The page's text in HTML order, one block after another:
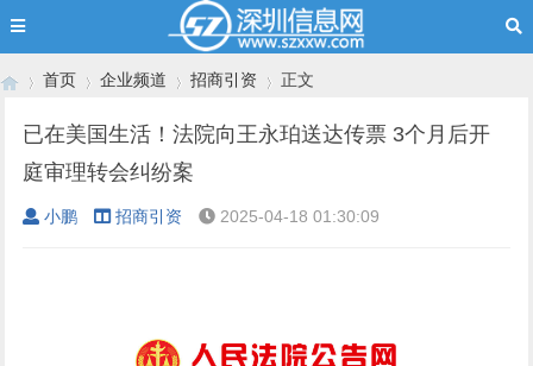
›
首页
›
企业频道
›
招商引资 正文
已在美国生活！法院向王永珀送达传票 3个月后开
庭审理转会纠纷案
小鹏 招商引资 2025-04-18 01:30:09